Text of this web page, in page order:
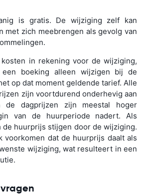
is gratis. De wijziging zelf kan
met zich meebrengen als gevolg van
in rekening voor de wijziging,
boeking alleen wijzigen bij de
op dat moment geldende tarief. Alle
zijn voortdurend onderhevig aan
de dagprijzen zijn meestal hoger
van de huurperiode nadert. Als
de huurprijs stijgen door de wijziging.
voorkomen dat de huurprijs daalt als
wijziging, wat resulteert in een